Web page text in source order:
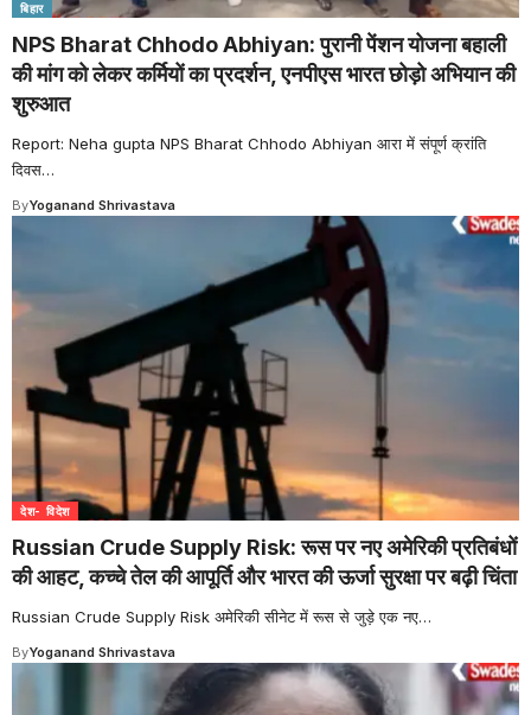
बिहार
NPS Bharat Chhodo Abhiyan: पुरानी पेंशन योजना बहाली
की मांग को लेकर कर्मियों का प्रदर्शन, एनपीएस भारत छोड़ो अभियान की
शुरुआत
Report: Neha gupta NPS Bharat Chhodo Abhiyan आरा में संपूर्ण क्रांति
दिवस…
ByYoganand Shrivastava
देश- विदेश
Russian Crude Supply Risk: रूस पर नए अमेरिकी प्रतिबंधों
की आहट, कच्चे तेल की आपूर्ति और भारत की ऊर्जा सुरक्षा पर बढ़ी चिंता
Russian Crude Supply Risk अमेरिकी सीनेट में रूस से जुड़े एक नए…
ByYoganand Shrivastava